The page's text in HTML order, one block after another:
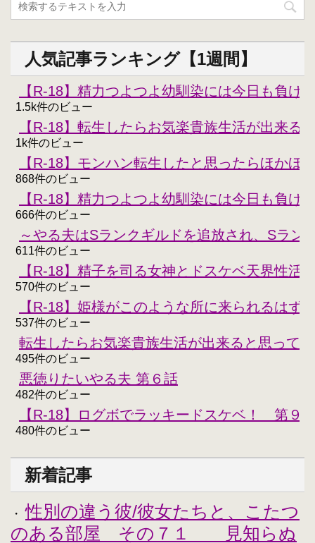
人気記事ランキング【1週間】
【R-18】精力つよつよ幼馴染には今日も負け
1.5k件のビュー
【R-18】転生したらお気楽貴族生活が出来
1k件のビュー
【R-18】モンハン転生したと思ったらほかほ
868件のビュー
【R-18】精力つよつよ幼馴染には今日も負け
666件のビュー
～やる夫はSランクギルドを追放され、Sラン
611件のビュー
【R-18】精子を司る女神とドスケベ天界性活
570件のビュー
【R-18】姫様がこのような所に来られるはず
537件のビュー
転生したらお気楽貴族生活が出来ると思って
495件のビュー
悪徳りたいやる夫 第６話
482件のビュー
【R-18】ログボでラッキードスケベ！ 第９
480件のビュー
新着記事
・
性別の違う彼/彼女たちと、こたつ
のある部屋 その７１ 見知らぬ